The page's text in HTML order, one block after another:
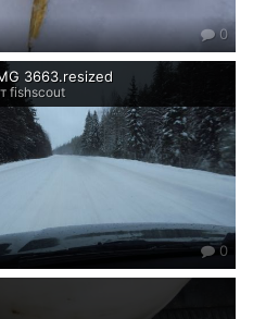
0
3663.resized
fishscout
0